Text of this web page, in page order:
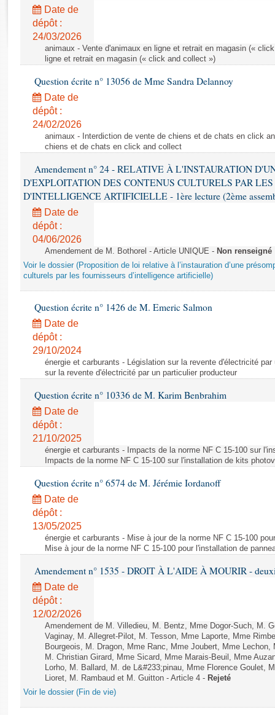
Rapports législatifs
Rapports sur l'application des lois
Baromètre de l’application des lois
Dossiers législatifs
Budget et sécurité sociale
Questions écrites et orales
Comptes rendus des débats
Date de
dépôt :
24/03/2026
animaux - Vente d'animaux en ligne et retrait en magasin («
ligne et retrait en magasin (« click and collect »)
Question écrite n° 13056 de Mme Sandra Delannoy
Date de
dépôt :
24/02/2026
animaux - Interdiction de vente de chiens et de chats en click
chiens et de chats en click and collect
Amendement n° 24 - RELATIVE À L'INSTAURATION
D'EXPLOITATION DES CONTENUS CULTURELS PAR LES
D'INTELLIGENCE ARTIFICIELLE - 1ère lecture (2ème
Date de
dépôt :
04/06/2026
Amendement de M. Bothorel - Article UNIQUE - Non renseigné
Voir le dossier (Proposition de loi relative à l’instauration d’une
culturels par les fournisseurs d’intelligence artificielle)
Question écrite n° 1426 de M. Emeric Salmon
Date de
dépôt :
29/10/2024
énergie et carburants - Législation sur la revente d'électricité
sur la revente d'électricité par un particulier producteur
Question écrite n° 10336 de M. Karim Benbrahim
Date de
dépôt :
21/10/2025
énergie et carburants - Impacts de la norme NF C 15-100 sur
Impacts de la norme NF C 15-100 sur l'installation de kits
Question écrite n° 6574 de M. Jérémie Iordanoff
Date de
dépôt :
13/05/2025
énergie et carburants - Mise à jour de la norme NF C 15-100
Mise à jour de la norme NF C 15-100 pour l'installation de
Amendement n° 1535 - DROIT À L'AIDE À MOURIR -
Date de
dépôt :
12/02/2026
Amendement de M. Villedieu, M. Bentz, Mme Dogor-Such, M.
Vaginay, M. Allegret-Pilot, M. Tesson, Mme Laporte, Mme
Bourgeois, M. Dragon, Mme Ranc, Mme Joubert, Mme
M. Christian Girard, Mme Sicard, Mme Marais-Beuil, Mme
Lorho, M. Ballard, M. de L&#233;pinau, Mme Florence Goulet,
Lioret, M. Rambaud et M. Guitton - Article 4 - Rejeté
Voir le dossier (Fin de vie)